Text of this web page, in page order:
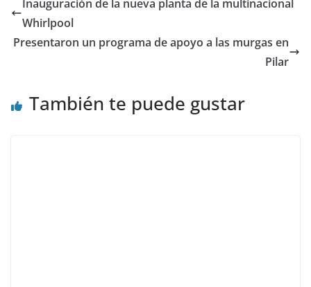
Inauguración de la nueva planta de la multinacional
Whirlpool
Presentaron un programa de apoyo a las murgas en
Pilar
También te puede gustar